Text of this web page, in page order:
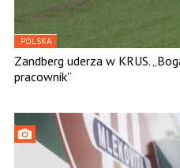
POLSKA
Zandberg uderza w KRUS.
pracownik”